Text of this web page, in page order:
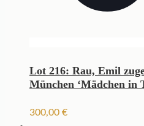
Lot 216: Rau, Emil
München ‘Mädchen in
300,00 €